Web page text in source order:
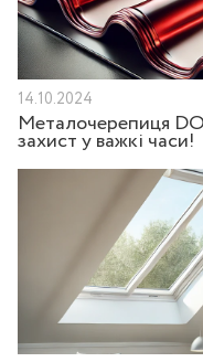
14.10.2024
Металочерепиця
захист у важкі часи!